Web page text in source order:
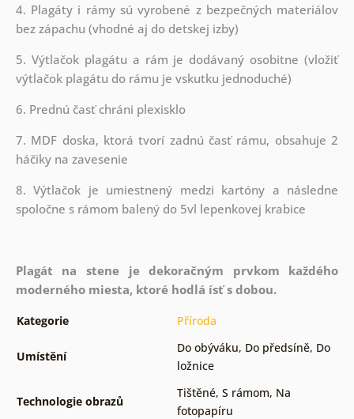
4. Plagáty i rámy sú vyrobené z bezpečných materiálov
bez zápachu (vhodné aj do detskej izby)
5. Výtlačok plagátu a rám je dodávaný osobitne (vložiť
výtlačok plagátu do rámu je vskutku jednoduché)
6. Prednú časť chráni plexisklo
7. MDF doska, ktorá tvorí zadnú časť rámu, obsahuje 2
háčiky na zavesenie
8. Výtlačok je umiestnený medzi kartóny a následne
spoločne s rámom balený do 5vl lepenkovej krabice
Plagát na stene je dekoračným prvkom každého
moderného miesta, ktoré hodlá ísť s dobou.
Kategorie Příroda
Umístění
Do obýváku, Do předsíně, Do
ložnice
Technologie obrazů
Tištěné, S rámom, Na
fotopapíru